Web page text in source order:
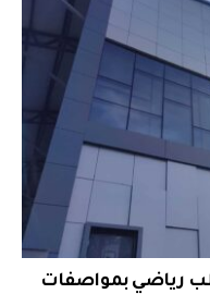
قطب رياضي بمواصفات